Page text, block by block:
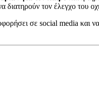
τον έλεγχο του
σε social media και